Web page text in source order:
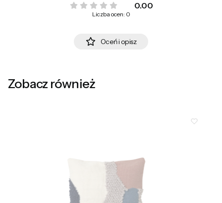
0.00
Liczba ocen: 0
Oceń i opisz
Zobacz również